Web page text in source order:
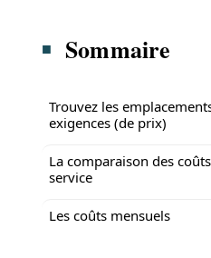
Sommaire
Trouvez les
exigences (de prix)
La comparaison des
service
Les coûts mensuels